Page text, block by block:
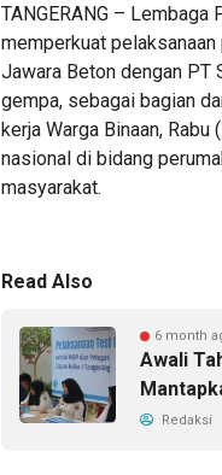
TANGERANG –
memperkuat
Jawara Beton dengan PT
gempa, sebagai bagian
kerja Warga Binaan,
nasional di bidang
masyarakat.
Read Also
6 month
Awali
Redaksi